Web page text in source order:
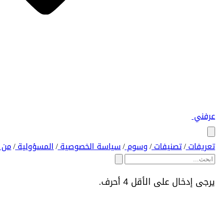
عرفني
تعريفات/ تصنيفات/ وسوم/ سياسة الخصوصية/ المسؤولية/
يرجى إدخال على الأقل 4 أحرف.